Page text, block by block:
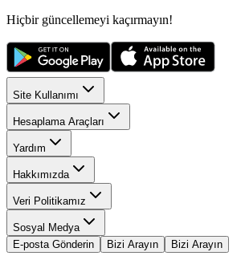
Hiçbir güncellemeyi kaçırmayın!
Site Kullanımı
Hesaplama Araçları
Yardım
Hakkımızda
Veri Politikamız
Sosyal Medya
E-posta Gönderin
Bizi Arayın Bizi Arayın